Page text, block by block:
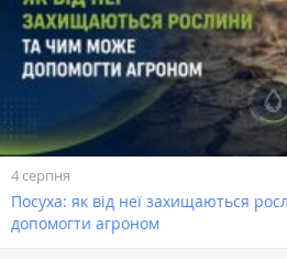
4 серпня
Посуха: як від неї захищаються
допомогти агроном